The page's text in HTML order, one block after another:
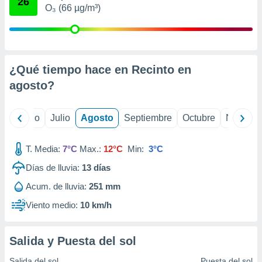
mediante
publicidad
publicidad
1199
O₃ (66 µg/m³)
¿Qué tiempo hace en Recinto en
agosto?
Junio Julio Agosto Septiembre Octubre
T. Media: 7°C Max.: 12°C Min: 3°C
Días de lluvia: 13 días
Acum. de lluvia: 251 mm
Viento medio: 10 km/h
Salida y Puesta del sol